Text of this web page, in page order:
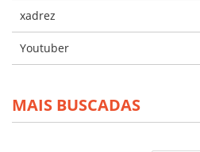
xadrez
Youtuber
MAIS BUSCADAS